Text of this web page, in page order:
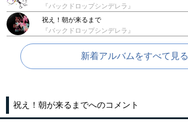
『バックドロップシンデレラ』
祝え！朝が来るまで
『バックドロップシンデレラ』
新着アルバムをすべて見る
祝え！朝が来るまでへのコメント